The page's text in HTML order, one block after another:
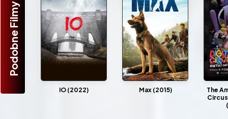
Podobne Filmy
IO (2022) Max (2015)
The